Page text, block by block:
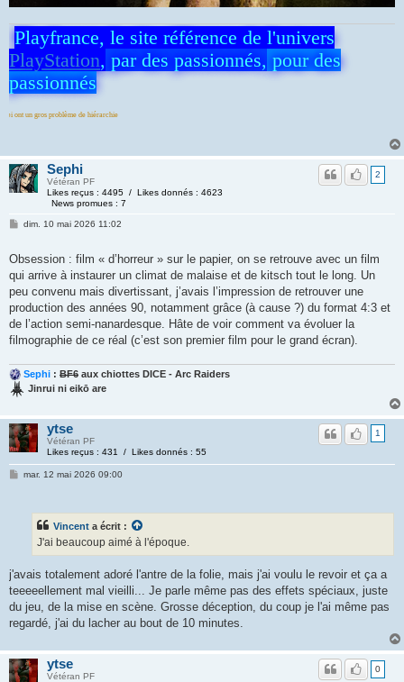
Playfrance, le site référence de l'univers
PlayStation, par des passionnés, pour des
passionnés
hiérarchie
Sephi
Vétéran PF
Likes reçus : 4495 / Likes donnés : 4623
News promues : 7
2
dim. 10 mai 2026 11:02
Obsession : film « d’horreur » sur le papier, on se retrouve avec un film
qui arrive à instaurer un climat de malaise et de kitsch tout le long. Un
peu convenu mais divertissant, j’avais l’impression de retrouver une
production des années 90, notamment grâce (à cause ?) du format 4:3 et
de l’action semi-nanardesque. Hâte de voir comment va évoluer la
filmographie de ce réal (c’est son premier film pour le grand écran).
Sephi : BF6 aux chiottes DICE - Arc Raiders
Jinrui ni eikō are
ytse
Vétéran PF
Likes reçus : 431 / Likes donnés : 55
1
mar. 12 mai 2026 09:00
Vincent a écrit :
J'ai beaucoup aimé à l'époque.
j'avais totalement adoré l'antre de la folie, mais j'ai voulu le revoir et ça a
teeeeellement mal vieilli... Je parle même pas des effets spéciaux, juste
du jeu, de la mise en scène. Grosse déception, du coup je l'ai même pas
regardé, j'ai du lacher au bout de 10 minutes.
ytse
Vétéran PF
0